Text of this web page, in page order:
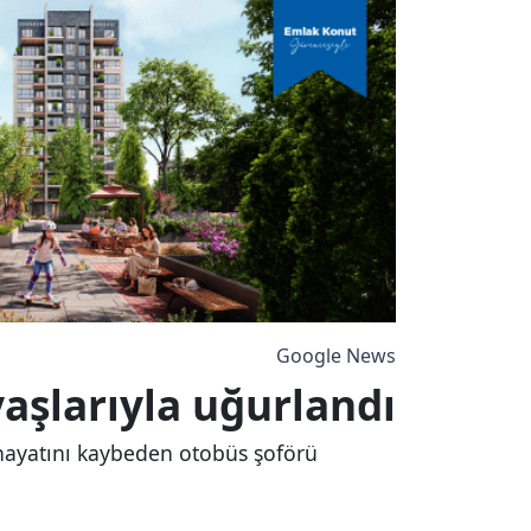
Google News
uğurlandı
kaybeden otobüs şoförü